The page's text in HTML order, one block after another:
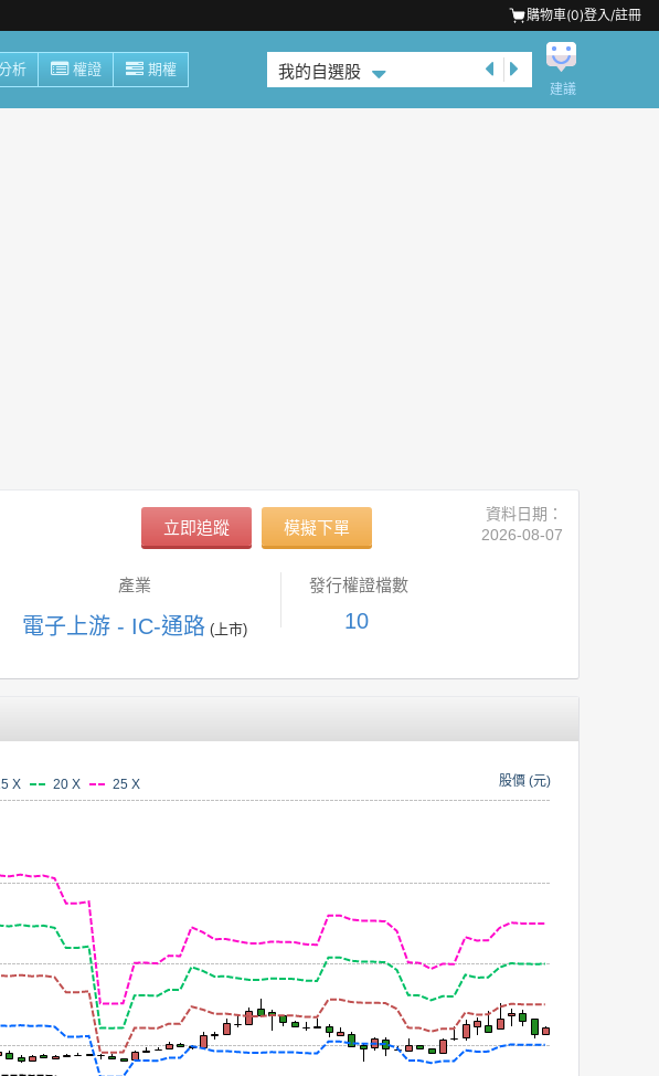
購物車(0)登入/註冊
析 權證 期權 我的自選股
建議
立即追蹤 模擬下單
資料日期：
2026-08-07
產業
電子上游 - IC-通路 (上市)
發行權證檔數
10
股價 (元)
X 20 X 25 X